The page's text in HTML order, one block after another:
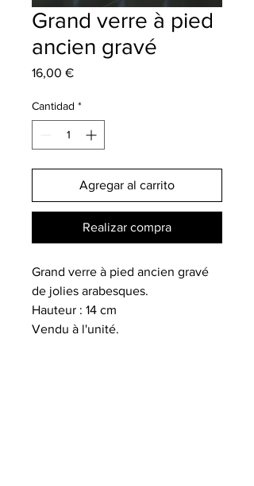
Grand verre à pied
ancien gravé
16,00 €Precio
Cantidad *
Agregar al carrito
Realizar compra
Grand verre à pied ancien gravé
de jolies arabesques.
Hauteur : 14 cm
Vendu à l'unité.